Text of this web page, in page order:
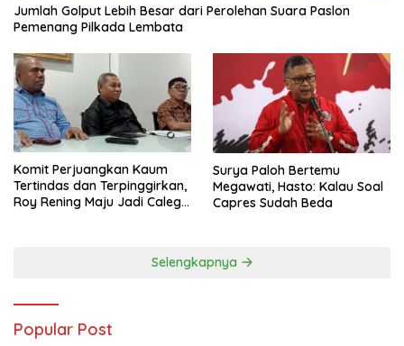
Jumlah Golput Lebih Besar dari Perolehan Suara Paslon
Pemenang Pilkada Lembata
Komit Perjuangkan Kaum
Tertindas dan Terpinggirkan,
Roy Rening Maju Jadi Caleg
Surya Paloh Bertemu
Megawati, Hasto: Kalau Soal
Capres Sudah Beda
Selengkapnya
Popular Post